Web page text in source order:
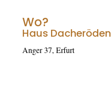
Wo?
Haus Dacheröden
Anger 37, Erfurt